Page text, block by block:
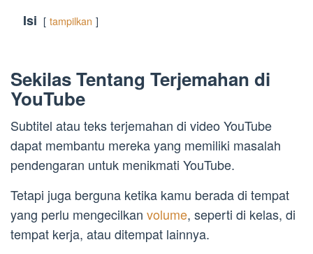
Isi tampilkan
Sekilas Tentang Terjemahan di
YouTube
Subtitel atau teks terjemahan di video YouTube
dapat membantu mereka yang memiliki masalah
pendengaran untuk menikmati YouTube.
Tetapi juga berguna ketika kamu berada di tempat
yang perlu mengecilkan volume, seperti di kelas, di
tempat kerja, atau ditempat lainnya.